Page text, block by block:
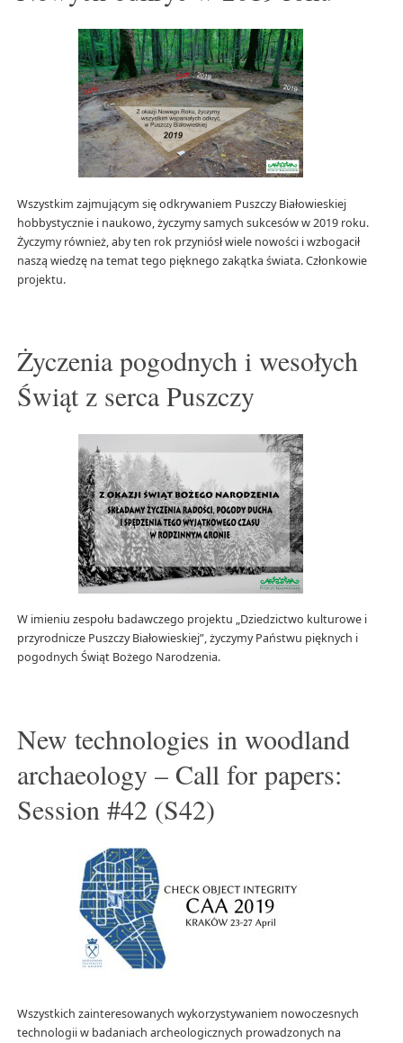
Wszystkim zajmującym się odkrywaniem Puszczy Białowieskiej
hobbystycznie i naukowo, życzymy samych sukcesów w 2019 roku.
Życzymy również, aby ten rok przyniósł wiele nowości i wzbogacił
naszą wiedzę na temat tego pięknego zakątka świata. Członkowie
projektu.
Życzenia pogodnych i wesołych
Świąt z serca Puszczy
W imieniu zespołu badawczego projektu „Dziedzictwo kulturowe i
przyrodnicze Puszczy Białowieskiej”, życzymy Państwu pięknych i
pogodnych Świąt Bożego Narodzenia.
New technologies in woodland
archaeology – Call for papers:
Session #42 (S42)
Wszystkich zainteresowanych wykorzystywaniem nowoczesnych
technologii w badaniach archeologicznych prowadzonych na